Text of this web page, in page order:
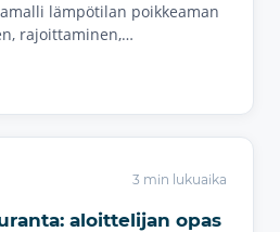
lämpötilan poikkeaman
rajoittaminen,…
3 min lukuaika
aloittelijan opas